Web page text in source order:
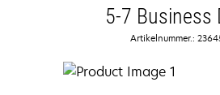
5-7 Business
Artikelnummer.: